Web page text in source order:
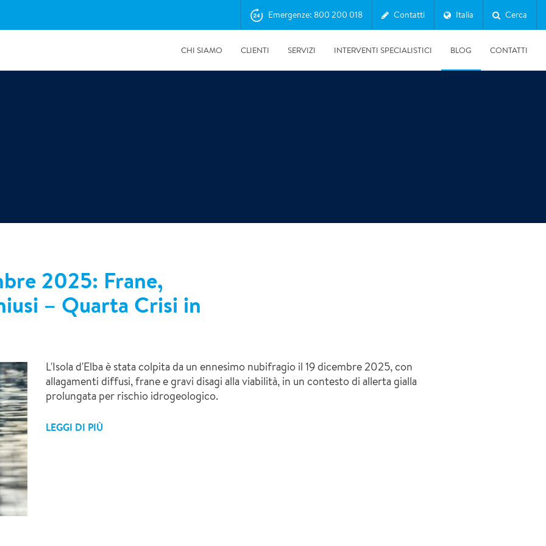
Emergenze: 800 200 018 Contatti Italia Cerca
CHI SIAMO CLIENTI SERVIZI INTERVENTI SPECIALISTICI BLOG CONTATTI
2025: Frane,
– Quarta Crisi in
L'Isola d'Elba è stata colpita da un ennesimo nubifragio il 19 dicembre 2025, con
allagamenti diffusi, frane e gravi disagi alla viabilità, in un contesto di allerta gialla
prolungata per rischio idrogeologico.
LEGGI DI PIÙ